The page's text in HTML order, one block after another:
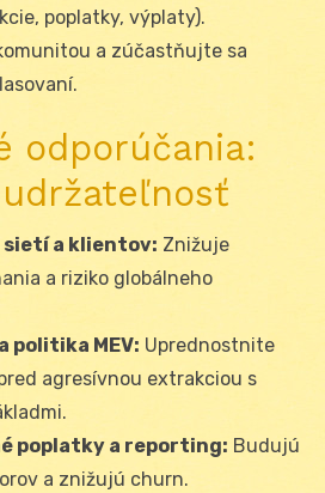
poplatky, výplaty).
a zúčastňujte sa
odporúčania:
a klientov: Znižuje
a riziko globálneho
politika MEV: Uprednostnite
agresívnou extrakciou s
poplatky a reporting: Budujú
a znižujú churn.